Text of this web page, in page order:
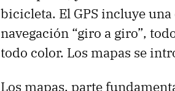
bicicleta. El GPS incluye
navegación “giro a giro”,
todo color. Los mapas se
Los mapas, parte